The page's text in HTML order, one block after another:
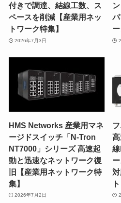
付きで調達、結線工数、ス
ペースを削減【産業用ネッ
トワーク特集】
2026年7月3日
ー
HMS Networks 産業用マネ
ージドスイッチ「N-Tron
NT7000」シリーズ 高速起
動と迅速なネットワーク復
旧【産業用ネットワーク特
集】
2026年7月2日